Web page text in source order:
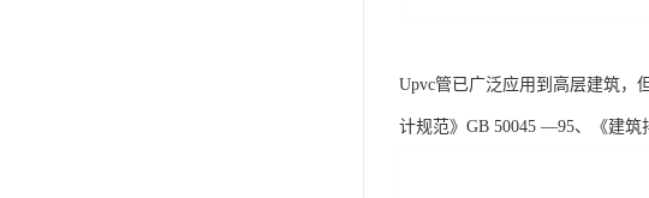
Upvc管已广泛应用到高层建筑，
计规范》GB 50045 —95、《建筑